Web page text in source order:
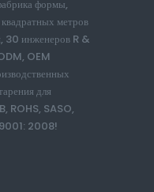
формы,
метров
30 инженеров R &
OEM
для
ROHS, SASO,
2008!